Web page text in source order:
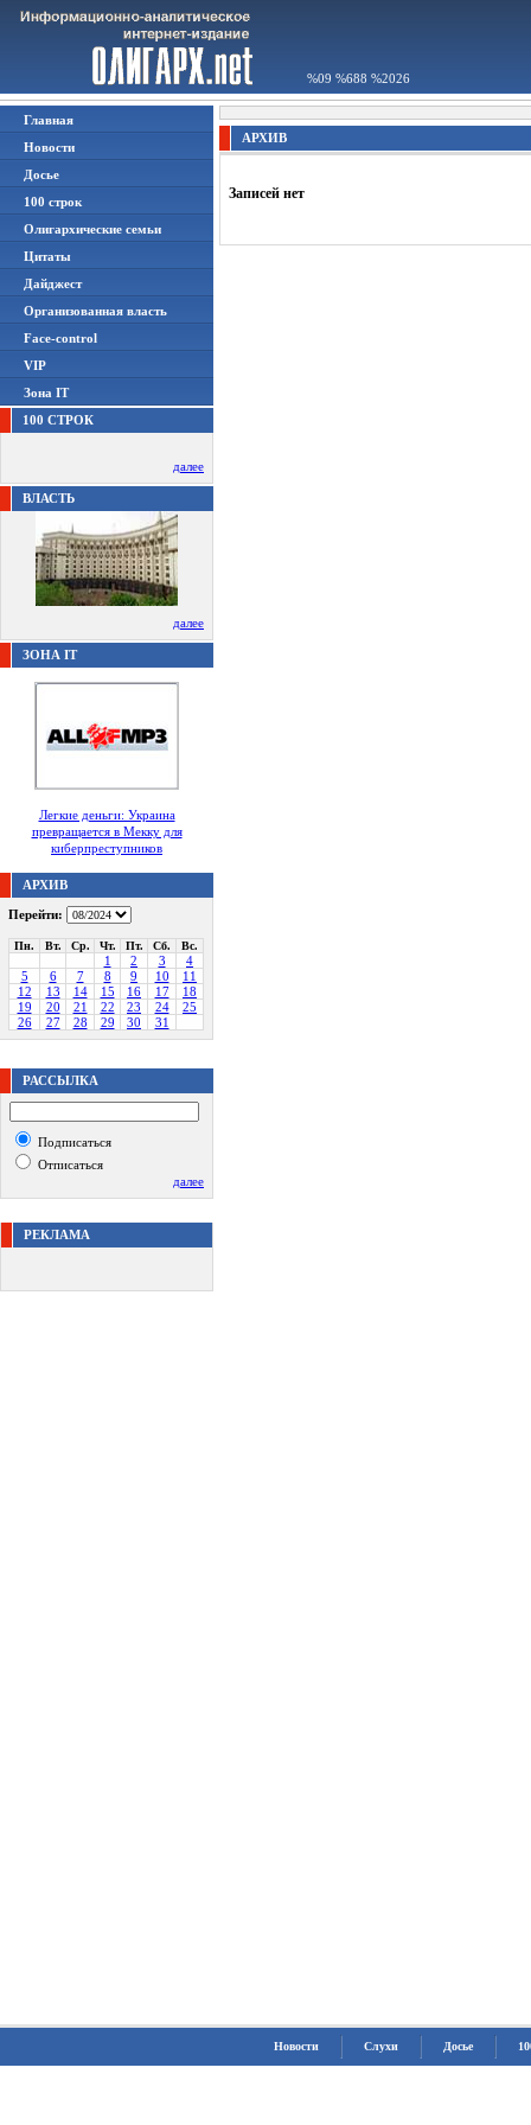
%09 %688 %2026
Главная
Новости
Досье
100 строк
Олигархические семьи
Цитаты
Дайджест
Организованная власть
Face-control
VIP
Зона IT
100 СТРОК
далее
ВЛАСТЬ
далее
ЗОНА IT
Легкие деньги: Украина
превращается в Мекку для
киберпреступников
АРХИВ
Перейти:
Пн. Вт. Ср. Чт. Пт. Сб. Вс.
1 2 3
4
5
6 7 8 9 10
11
12
13 14 15 16 17
18
19
20 21 22 23 24
25
26
27 28 29 30 31
РАССЫЛКА
Подписаться
Отписаться
далее
РЕКЛАМА
АРХИВ
Записей нет
Новости Слухи Досье